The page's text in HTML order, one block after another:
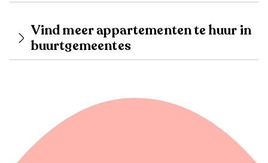
Vind meer appartementen te huur in
buurtgemeentes